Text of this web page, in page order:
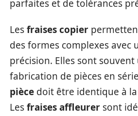
parfaites et de tolérances
Lesfraises copier
des formes complexes avec
précision. Elles sont
fabrication de pièces en
pièce doit être identique à
Lesfraises affleurer sont